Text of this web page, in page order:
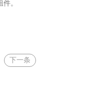
。
下一条